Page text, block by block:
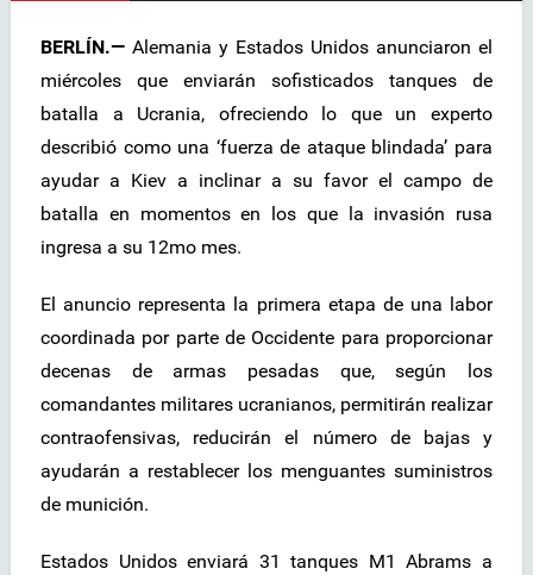
BERLÍN.— Alemania y Estados Unidos anunciaron el
miércoles que enviarán sofisticados tanques de
batalla a Ucrania, ofreciendo lo que un experto
describió como una ‘fuerza de ataque blindada’ para
ayudar a Kiev a inclinar a su favor el campo de
batalla en momentos en los que la invasión rusa
ingresa a su 12mo mes.
El anuncio representa la primera etapa de una labor
coordinada por parte de Occidente para proporcionar
decenas de armas pesadas que, según los
comandantes militares ucranianos, permitirán realizar
contraofensivas, reducirán el número de bajas y
ayudarán a restablecer los menguantes suministros
de munición.
Estados Unidos enviará 31 tanques M1 Abrams a